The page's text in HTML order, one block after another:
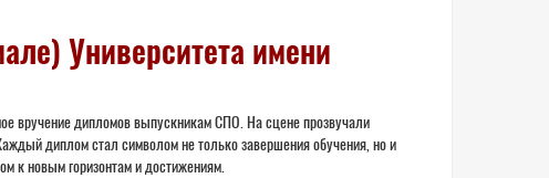
Университета имени
вручение дипломов выпускникам СПО. На сцене прозвучали
диплом стал символом не только завершения обучения, но и
к новым горизонтам и достижениям.